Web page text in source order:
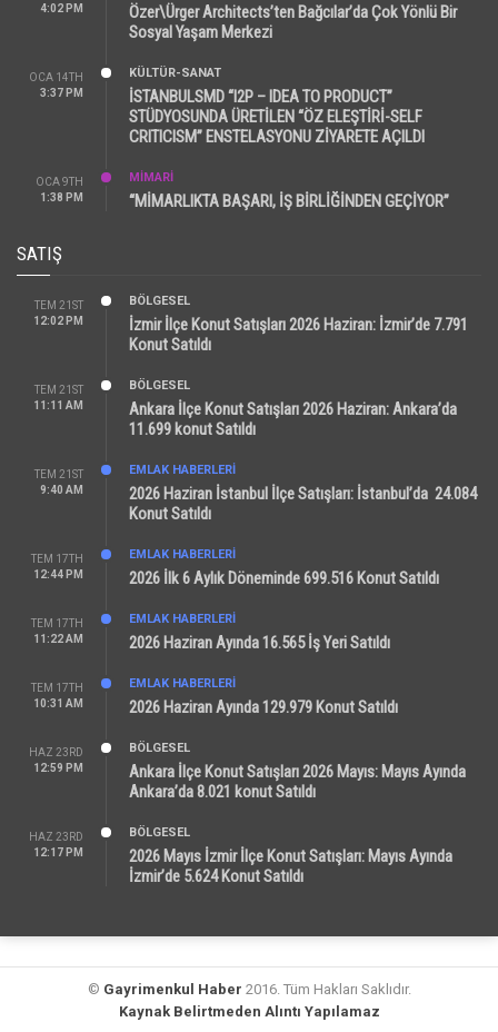
4:02 PM
Özer\Ürger Architects’ten Bağcılar’da Çok Yönlü Bir
Sosyal Yaşam Merkezi
OCA 14TH
3:37 PM
KÜLTÜR-SANAT
İSTANBULSMD “I2P – IDEA TO PRODUCT”
STÜDYOSUNDA ÜRETİLEN “ÖZ ELEŞTİRİ-SELF
CRITICISM” ENSTELASYONU ZİYARETE AÇILDI
OCA 9TH
1:38 PM
MİMARİ
“MİMARLIKTA BAŞARI, İŞ BİRLİĞİNDEN GEÇİYOR”
SATIŞ
TEM 21ST
12:02 PM
BÖLGESEL
İzmir İlçe Konut Satışları 2026 Haziran: İzmir’de 7.791
Konut Satıldı
TEM 21ST
11:11 AM
BÖLGESEL
Ankara İlçe Konut Satışları 2026 Haziran: Ankara’da
11.699 konut Satıldı
TEM 21ST
9:40 AM
EMLAK HABERLERI
2026 Haziran İstanbul İlçe Satışları: İstanbul’da 24.084
Konut Satıldı
TEM 17TH
12:44 PM
EMLAK HABERLERI
2026 İlk 6 Aylık Döneminde 699.516 Konut Satıldı
TEM 17TH
11:22 AM
EMLAK HABERLERI
2026 Haziran Ayında 16.565 İş Yeri Satıldı
TEM 17TH
10:31 AM
EMLAK HABERLERI
2026 Haziran Ayında 129.979 Konut Satıldı
HAZ 23RD
12:59 PM
BÖLGESEL
Ankara İlçe Konut Satışları 2026 Mayıs: Mayıs Ayında
Ankara’da 8.021 konut Satıldı
HAZ 23RD
12:17 PM
BÖLGESEL
2026 Mayıs İzmir İlçe Konut Satışları: Mayıs Ayında
İzmir’de 5.624 Konut Satıldı
© Gayrimenkul Haber 2016. Tüm Hakları Saklıdır.
Kaynak Belirtmeden Alıntı Yapılamaz